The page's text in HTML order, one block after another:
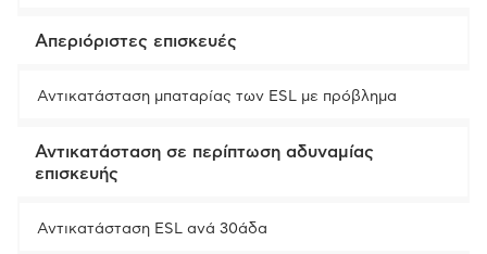
Απεριόριστες επισκευές
Αντικατάσταση μπαταρίας των ESL με πρόβλημα
Αντικατάσταση σε περίπτωση αδυναμίας
επισκευής
Αντικατάσταση ESL ανά 30άδα